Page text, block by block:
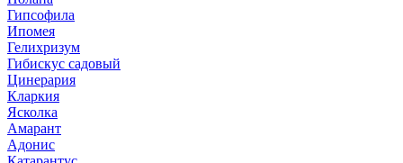
Гипсофила
Ипомея
Гелихризум
Гибискус садовый
Цинерария
Кларкия
Ясколка
Амарант
Адонис